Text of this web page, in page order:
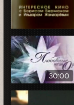
30:00